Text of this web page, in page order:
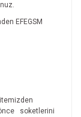
EFEGSM
soketlerini